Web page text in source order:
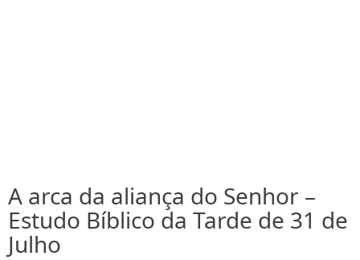
A arca da aliança do Senhor –
Estudo Bíblico da Tarde de 31 de
Julho